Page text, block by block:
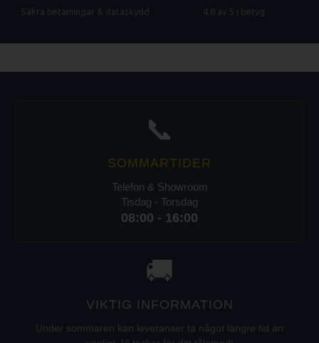
Säkra betalningar & dataskydd 4.8 av 5 i betyg
📞
SOMMARTIDER
Telefon & Showroom
Tisdag - Torsdag
08:00 - 16:00
🚚
VIKTIG INFORMATION
Under sommaren kan leveranser ta något längre tid än